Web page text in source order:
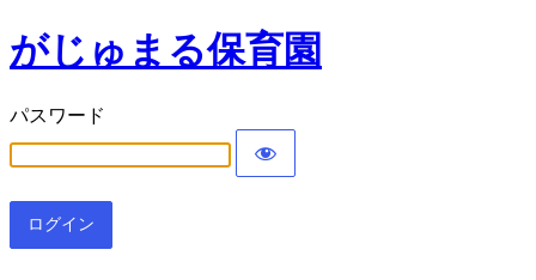
がじゅまる保育園
パスワード